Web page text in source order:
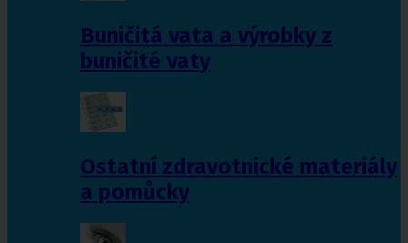
Buničitá vata a výrobky z
buničité vaty
Ostatní zdravotnické materiály
a pomůcky